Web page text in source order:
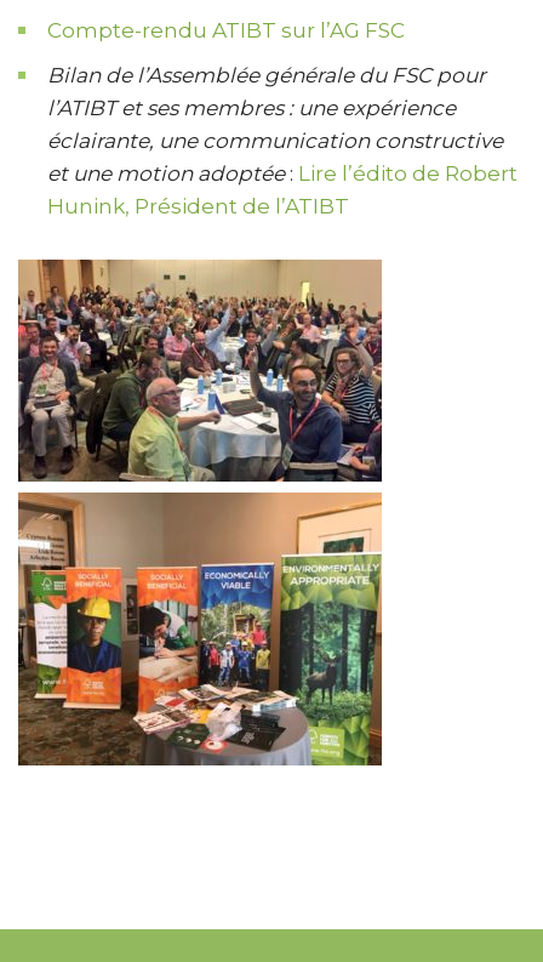
Compte-rendu ATIBT sur l’AG FSC
Bilan de l’Assemblée générale du FSC pour
l’ATIBT et ses membres : une expérience
éclairante, une communication constructive
et une motion adoptée: Lire l’édito de Robert
Hunink, Président de l’ATIBT